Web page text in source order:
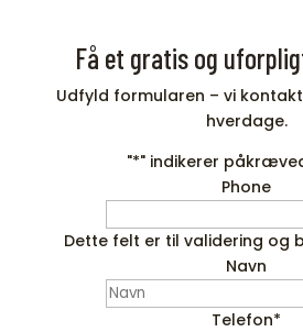
Få et gratis og
Udfyld formularen – vi
hverdage.
"*" indikerer
Phone
Dette felt er til validering og
Navn
Telefon*